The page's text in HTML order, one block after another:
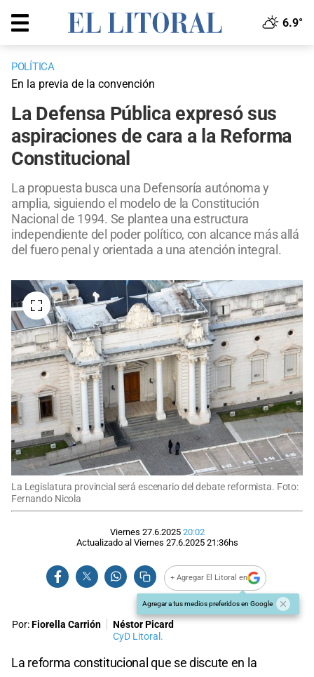
6.9°
POLÍTICA
En la previa de la convención
La Defensa Pública expresó sus
aspiraciones de cara a la Reforma
Constitucional
La propuesta busca una Defensoría autónoma y
amplia, siguiendo el modelo de la Constitución
Nacional de 1994. Se plantea una estructura
independiente del poder político, con alcance más allá
del fuero penal y orientada a una atención integral.
La Legislatura provincial será escenario del debate reformista. Foto:
Fernando Nicola
Viernes 27.6.2025 20:02
Actualizado al Viernes 27.6.2025 21:36hs
+ Agregar El Litoral en
Agregar a tus medios preferidos en Google
Por:Fiorella Carrión
Néstor Picard
CyD Litoral.
La reforma constitucional que se discute en la